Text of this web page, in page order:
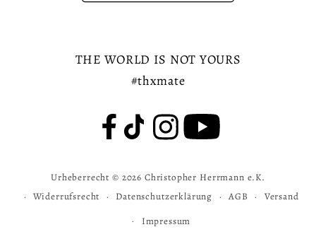
THE WORLD IS NOT YOURS
#thxmate
Urheberrecht © 2026 Christopher Herrmann e.K.
Widerrufsrecht
Datenschutzerklärung AGB
Versand
Impressum